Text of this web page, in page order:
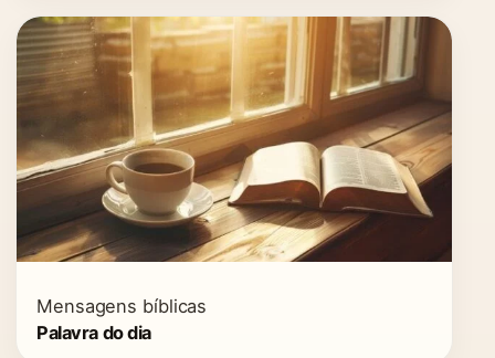
Mensagens bíblicas
Palavra do dia